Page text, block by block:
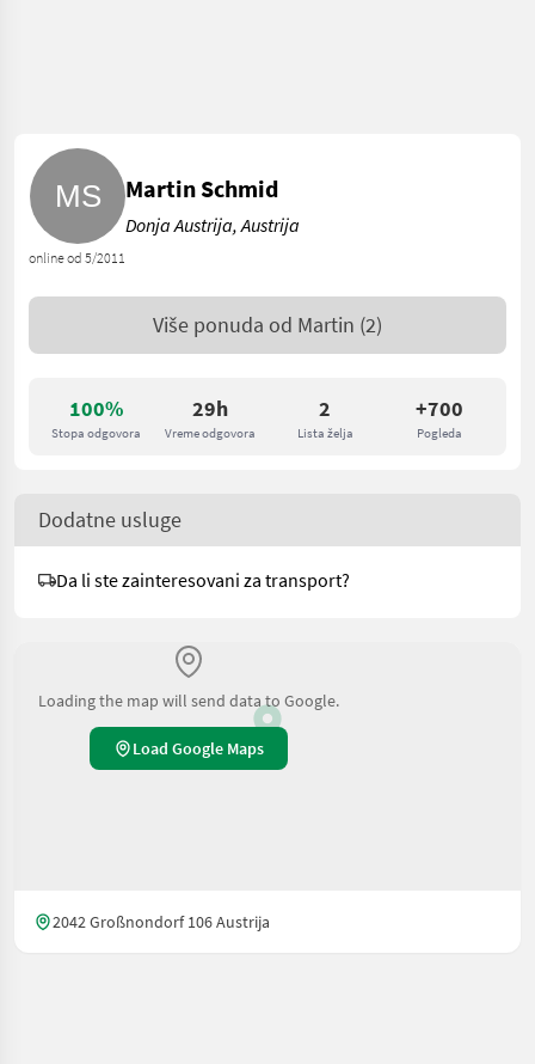
100%
Stopa odgovora
29h
Vreme odgovora
2
Lista želja
+700
Pogleda
online od 5/2011
Martin Schmid
Donja Austrija, Austrija
Više ponuda od Martin (2)
Dodatne usluge
Da li ste zainteresovani za transport?
Loading the map will send data to Google.
Load Google Maps
2042 Großnondorf 106 Austrija